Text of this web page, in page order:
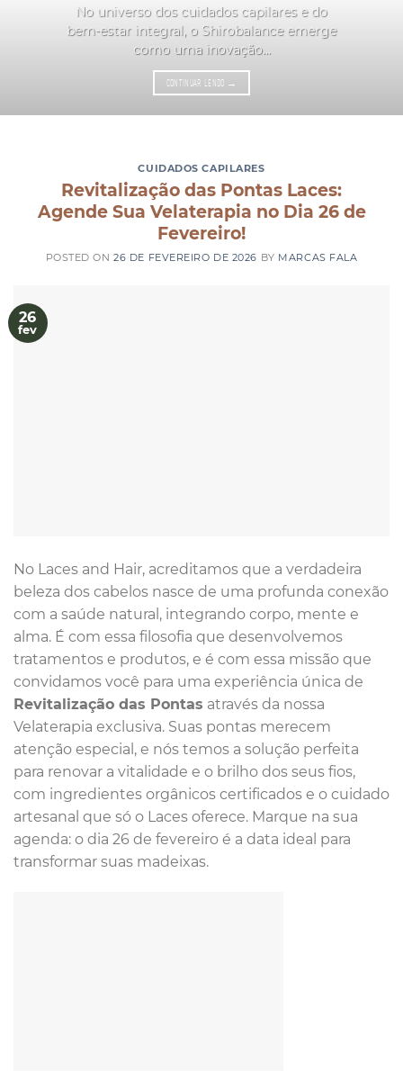
No universo dos cuidados capilares e do
bem-estar integral, o Shirobalance emerge
como uma inovação...
CONTINUAR LENDO →
CUIDADOS CAPILARES
Revitalização das Pontas Laces:
Agende Sua Velaterapia no Dia 26 de
Fevereiro!
POSTED ON26 DE FEVEREIRO DE 2026 BY MARCAS FALA
26
fev
No Laces and Hair, acreditamos que a verdadeira
beleza dos cabelos nasce de uma profunda conexão
com a saúde natural, integrando corpo, mente e
alma. É com essa filosofia que desenvolvemos
tratamentos e produtos, e é com essa missão que
convidamos você para uma experiência única de
Revitalização das Pontas através da nossa
Velaterapia exclusiva. Suas pontas merecem
atenção especial, e nós temos a solução perfeita
para renovar a vitalidade e o brilho dos seus fios,
com ingredientes orgânicos certificados e o cuidado
artesanal que só o Laces oferece. Marque na sua
agenda: o dia 26 de fevereiro é a data ideal para
transformar suas madeixas.